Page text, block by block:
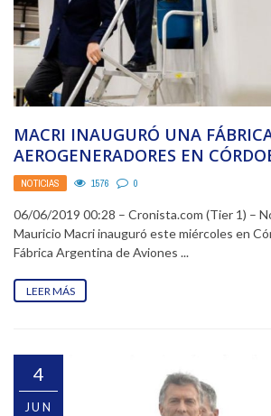
MACRI INAUGURÓ UNA
AEROGENERADORES EN
NOTICIAS 1576 0
06/06/2019 00:28 – Cronista.com (Tier 1) –
Mauricio Macri inauguró este miércoles en
Fábrica Argentina de Aviones ...
LEER MÁS
4
JUN